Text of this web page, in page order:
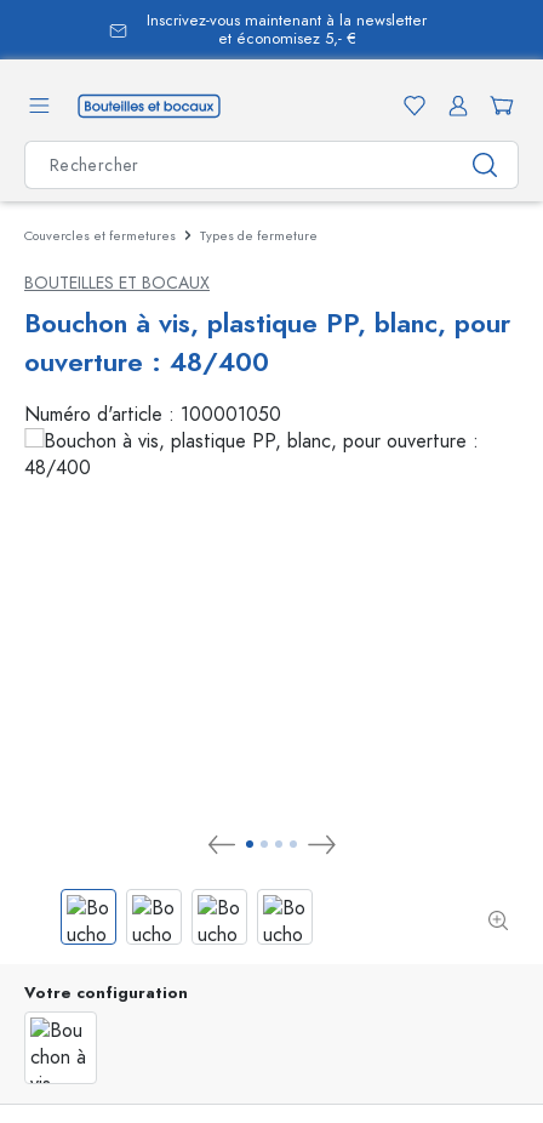
principal
Inscrivez-vous maintenant à la newsletter
et économisez 5,- €
Couvercles et fermetures Types de fermeture
BOUTEILLES ET BOCAUX
Bouchon à vis, plastique PP, blanc, pour
ouverture : 48/400
Numéro d'article : 100001050
Votre configuration